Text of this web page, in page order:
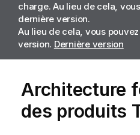
charge. Au lieu de cela,
dernière version.
Au lieu de cela, vous
version. Dernière version
Architecture
des produits